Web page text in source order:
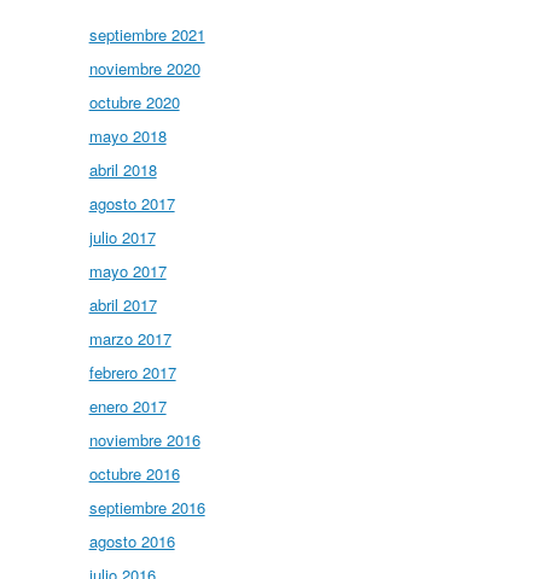
septiembre 2021
noviembre 2020
octubre 2020
mayo 2018
abril 2018
agosto 2017
julio 2017
mayo 2017
abril 2017
marzo 2017
febrero 2017
enero 2017
noviembre 2016
octubre 2016
septiembre 2016
agosto 2016
julio 2016